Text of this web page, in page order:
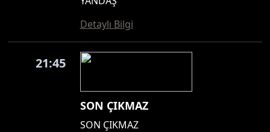
Detaylı Bilgi
21:45
SON ÇIKMAZ
SON ÇIKMAZ